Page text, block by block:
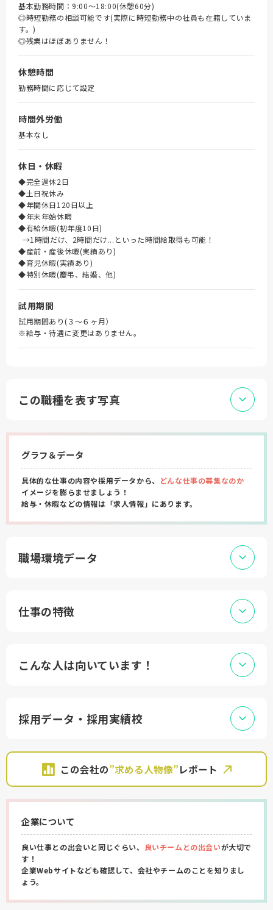
基本勤務時間：9:00～18:00(休憩60分)
◎時短勤務の相談可能です(実際に時短勤務中の社員も在籍していま
す。)
◎残業はほぼありません！
休憩時間
勤務時間に応じて設定
時間外労働
基本なし
休日・休暇
◆完全週休2日
◆土日祝休み
◆年間休日120日以上
◆年末年始休暇
◆有給休暇(初年度10日)
→1時間だけ、2時間だけ...といった時間給取得も可能！
◆産前・産後休暇(実績あり)
◆育児休暇(実績あり)
◆特別休暇(慶弔、結婚、他)
試用期間
試用期間あり(３～６ヶ月）
※給与・待遇に変更はありません。
この職種を表す写真
グラフ＆データ
具体的な仕事の内容や採用データから、
どんな仕事の募集なのか
イメージを膨らませましょう！
給与・休暇などの情報は「求人情報」にあります。
職場環境データ
仕事の特徴
こんな人は向いています！
採用データ・採用実績校
この会社の”求める人物像”レポート
企業について
良い仕事との出会いと同じぐらい、 良いチームとの出会いが大切で
す！
企業Webサイトなども確認して、会社やチームのことを知りまし
ょう。